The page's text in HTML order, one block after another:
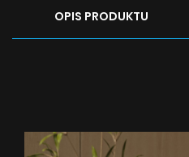
OPIS PRODUKTU